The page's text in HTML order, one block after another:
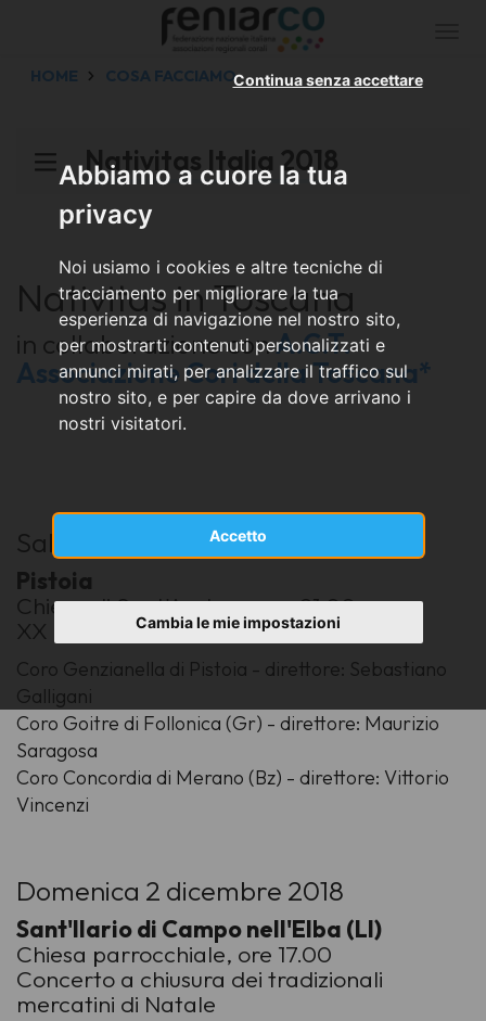
Abbiamo a cuore la tua
privacy
Noi usiamo i cookies e altre tecniche di
tracciamento per migliorare la tua
esperienza di navigazione nel nostro sito,
per mostrarti contenuti personalizzati e
annunci mirati, per analizzare il traffico sul
nostro sito, e per capire da dove arrivano i
nostri visitatori.
Accetto
Continua senza accettare
Cambia le mie impostazioni
HOME COSA FACCIAMO
Nativitas Italia 2018
Nativitas in Toscana
in collaborazione conA.C.T.
Associazione Cori della Toscana*
Sabato 1 dicembre 2018
Pistoia
Chiesa di Sant'Andrea, ore 21.00
XX Rassegna Città di Pistoia
Coro Genzianella di Pistoia - direttore: Sebastiano
Galligani
Coro Goitre di Follonica (Gr) - direttore: Maurizio
Saragosa
Coro Concordia di Merano (Bz) - direttore: Vittorio
Vincenzi
Domenica 2 dicembre 2018
Sant'Ilario di Campo nell'Elba (LI)
Chiesa parrocchiale, ore 17.00
Concerto a chiusura dei tradizionali
mercatini di Natale